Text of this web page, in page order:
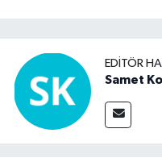
EDITÖR
Samet